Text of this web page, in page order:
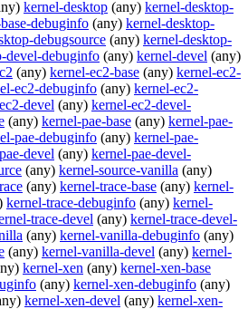
kernel-desktop (any) kernel-desktop-
debuginfo (any) kernel-desktop-
debugsource (any) kernel-desktop-
devel-debuginfo (any) kernel-devel (any)
(any) kernel-ec2-base (any) kernel-ec2-
ec2-debuginfo (any) kernel-ec2-
devel (any) kernel-ec2-devel-
(any) kernel-pae-base (any) kernel-pae-
pae-debuginfo (any) kernel-pae-
devel (any) kernel-pae-devel-
(any) kernel-source-vanilla (any)
(any) kernel-trace-base (any) kernel-
kernel-trace-debuginfo (any) kernel-
trace-devel (any) kernel-trace-devel-
(any) kernel-vanilla-debuginfo (any)
(any) kernel-vanilla-devel (any) kernel-
kernel-xen (any) kernel-xen-base
(any) kernel-xen-debuginfo (any)
kernel-xen-devel (any) kernel-xen-